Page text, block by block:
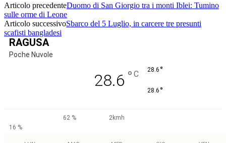
Articolo precedenteDuomo di San Giorgio tra i monti Iblei: Tumino
sulle orme di Leone
Articolo successivoSbarco del 5 Luglio, in carcere tre presunti
scafisti bangladesi
RAGUSA
Poche Nuvole
28.6 ° C 28.6 °
28.6 °
62 %
2kmh
16 %